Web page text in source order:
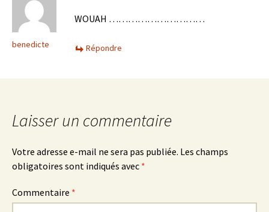
benedicte
WOUAH …………………………
Répondre
Laisser un commentaire
Votre adresse e-mail ne sera pas publiée. Les champs
obligatoires sont indiqués avec *
Commentaire *